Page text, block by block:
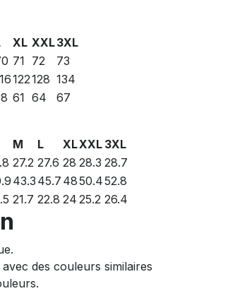
XL XXL3XL
71 72
73
122128 134
61 64 67
M L XLXXL 3XL
27.2 27.6 28 28.3 28.7
43.3 45.7 4850.452.8
21.7 22.8 24 25.2 26.4
des couleurs similaires